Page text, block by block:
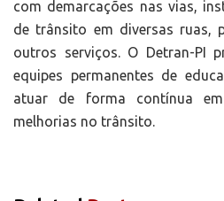
com demarcações nas vias,
de trânsito em diversas ruas,
outros serviços. O Detran-PI
equipes permanentes de
atuar de forma contínua
melhorias no trânsito.